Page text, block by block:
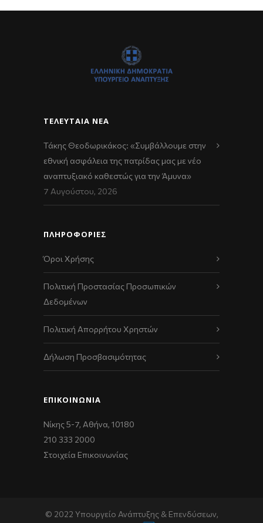
ΤΕΛΕΥΤΑΊΑ ΝΈΑ
Τάκης Θεοδωρικάκος: «Συμβάλλουμε στην
εθνική ασφάλεια της πατρίδας μας με νέο
αναπτυξιακό καθεστώς για την Άμυνα»
7 Αυγούστου, 2026
ΠΛΗΡΟΦΟΡΙΕΣ
Όροι Χρήσης
Πολιτική Προστασίας Προσωπικών
Δεδομένων
Πολιτική Απορρήτου Χρηστών
Δήλωση Προσβασιμότητας
ΕΠΙΚΟΙΝΩΝΊΑ
Νίκης 5-7, Αθήνα, 10180
210 333 2000
Στοιχεία Επικοινωνίας
© 2022 Υπουργείο Ανάπτυξης & Επενδύσεων,